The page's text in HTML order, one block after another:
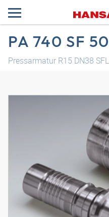
PA 740 SF
Pressarmatur R15 DN38
3D